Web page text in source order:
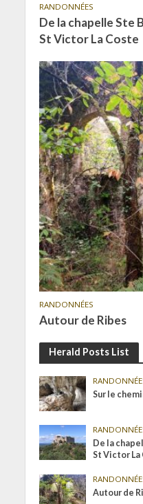
RANDONNÉES
De la chapelle Ste
St Victor La Coste
RANDONNÉES
Autour de Ribes
Herald Posts List
Sur le
De la
St Victor La
Autour de